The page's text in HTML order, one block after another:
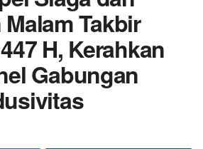
Takbir
H, Kerahkan
Gabungan